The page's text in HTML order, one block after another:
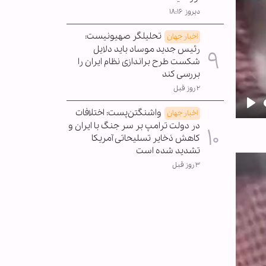
دیروز ۱۸:۱۶
اخبار جهان تحلیلگر صهیونیست:
رئیس جدید موساد باید دلایل
شکست طرح براندازی نظام ایران را
بررسی کند
۲ روز قبل
اخبار جهان واشنگتن‌پست: اختلافات
در دولت ترامپ بر سر جنگ با ایران و
کاهش ذخایر تسلیحاتی آمریکا
تشدید شده است
۳ روز قبل